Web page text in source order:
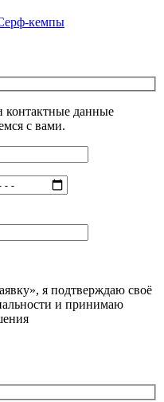
кемпы
контактные данные
с вами.
я подтверждаю своё
и принимаю